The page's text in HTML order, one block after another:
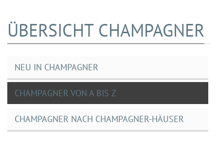
ÜBERSICHT CHAMPAGNER
NEU IN CHAMPAGNER
CHAMPAGNER VON A BIS Z
CHAMPAGNER NACH CHAMPAGNER-HÄUSER